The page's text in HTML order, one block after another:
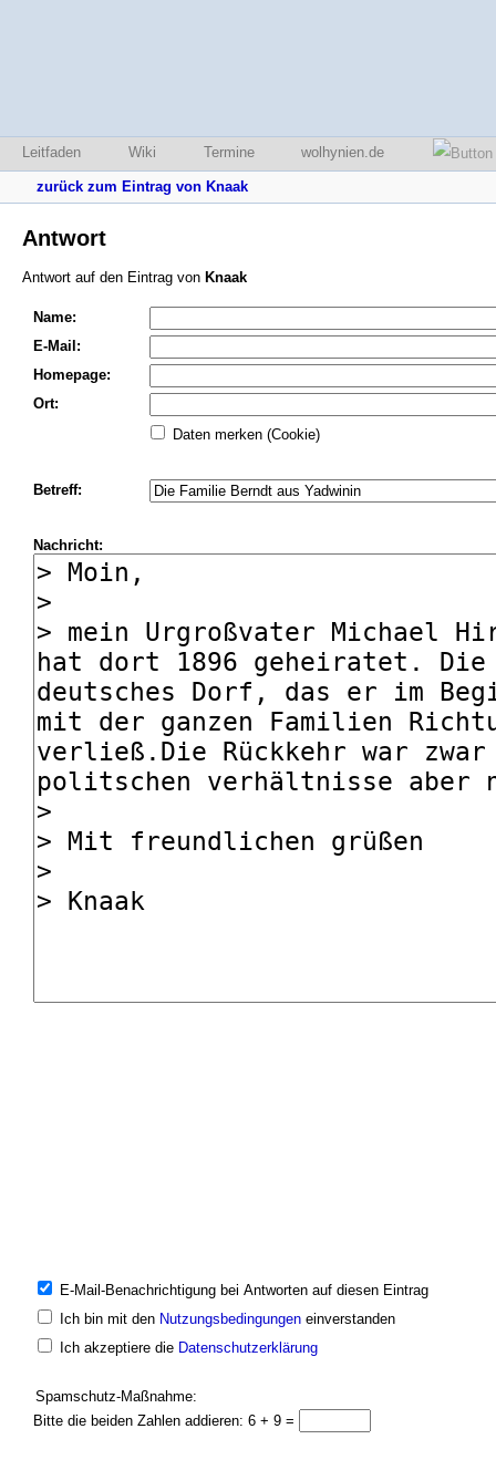
Leitfaden Wiki Termine wolhynien.de
zurück zum Eintrag von Knaak
Antwort
Antwort auf den Eintrag von Knaak
Name:
E-Mail:
Homepage:
Ort:
Daten merken (Cookie)
Betreff:
Nachricht:
E-Mail-Benachrichtigung bei Antworten auf diesen Eintrag
Ich bin mit den Nutzungsbedingungeneinverstanden
Ich akzeptiere die Datenschutzerklärung
Spamschutz-Maßnahme:
Bitte die beiden Zahlen addieren: 6 + 9 =